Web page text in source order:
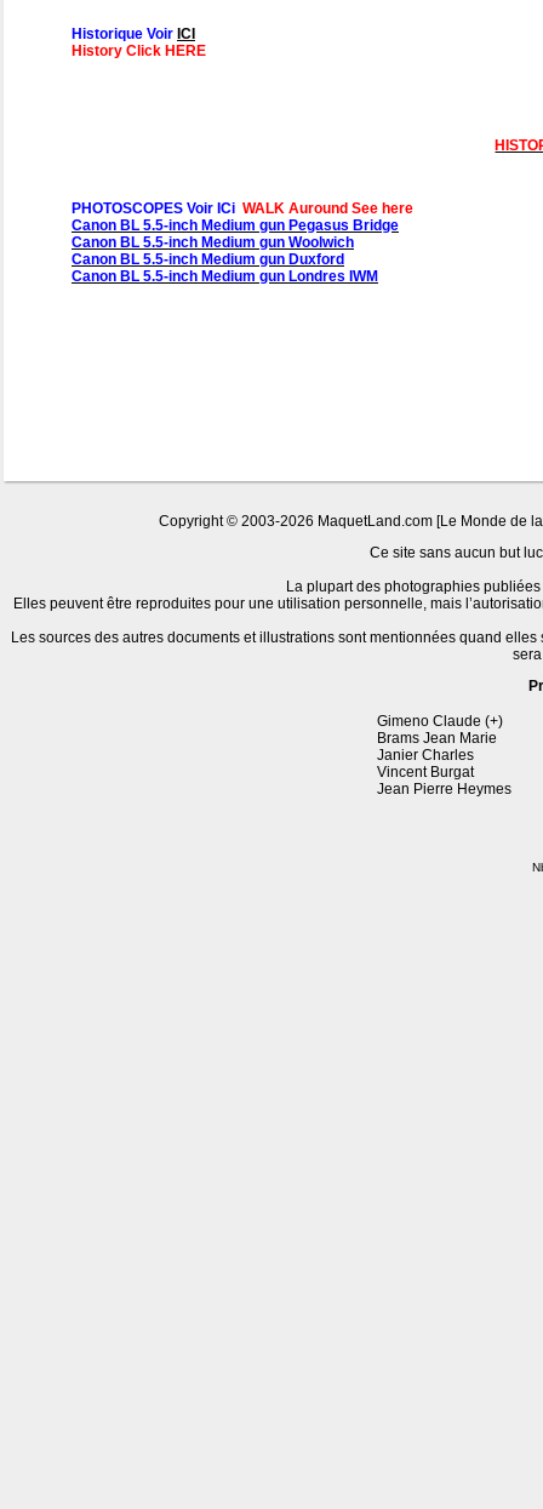
Historique Voir ICI
History Click HERE
PHOTOSCOPES Voir ICi WALK Auround See here
Canon BL 5.5-inch Medium gun Pegasus Bridge
Canon BL 5.5-inch Medium gun Woolwich
Canon BL 5.5-inch Medium gun Duxford
Canon BL 5.5-inch Medium gun Londres IWM
Copyright © 2003-2026 MaquetLand.com [Le Monde de
Ce site sans aucun but
La plupart des photographies
Elles peuvent être reproduites pour une utilisation personnelle, mais
Les sources des autres documents et illustrations sont mentionnées quand
Gimeno Claude (+)
Brams Jean Marie
Janier Charles
Vincent Burgat
Jean Pierre Heymes